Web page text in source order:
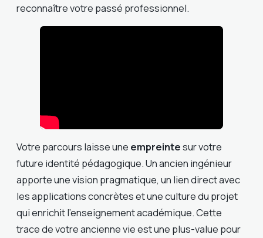
reconnaître votre passé professionnel.
Votre parcours laisse une empreintesur votre
future identité pédagogique. Un ancien ingénieur
apporte une vision pragmatique, un lien direct avec
les applications concrètes et une culture du projet
qui enrichit l’enseignement académique. Cette
trace de votre ancienne vie est une plus-value pour